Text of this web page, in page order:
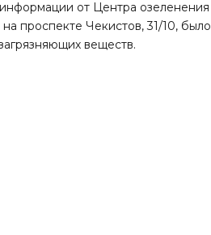
от Центра озеленения
проспекте Чекистов, 31/10, было
веществ.